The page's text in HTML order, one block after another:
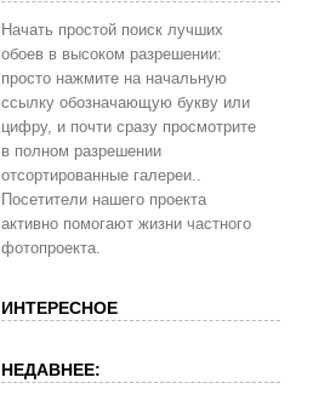
Начать простой поиск лучших
обоев в высоком разрешении:
просто нажмите на начальную
ссылку обозначающую букву или
цифру, и почти сразу просмотрите
в полном разрешении
отсортированные галереи..
Посетители нашего проекта
активно помогают жизни частного
фотопроекта.
ИНТЕРЕСНОЕ
НЕДАВНЕЕ: